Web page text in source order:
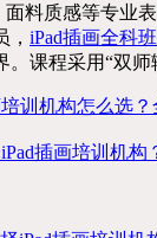
面料质感等专业
iPad插画全科班
。课程采用“双
训机构怎么选
插画培训机